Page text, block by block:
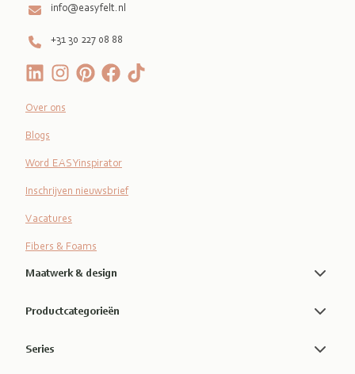
info@easyfelt.nl
+31 30 227 08 88
Over ons
Blogs
Word EASYinspirator
Inschrijven nieuwsbrief
Vacatures
Fibers & Foams
Maatwerk & design
Productcategorieën
Series